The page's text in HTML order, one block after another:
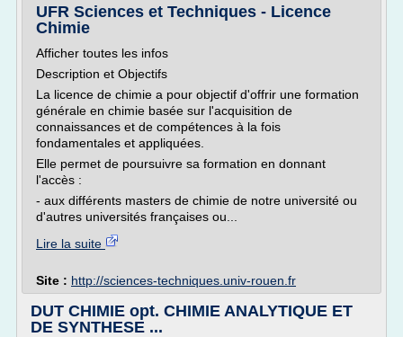
UFR Sciences et Techniques - Licence
Chimie
Afficher toutes les infos
Description et Objectifs
La licence de chimie a pour objectif d'offrir une formation
générale en chimie basée sur l'acquisition de
connaissances et de compétences à la fois
fondamentales et appliquées.
Elle permet de poursuivre sa formation en donnant
l'accès :
- aux différents masters de chimie de notre université ou
d'autres universités françaises ou...
Lire la suite
Site : http://sciences-techniques.univ-rouen.fr
DUT CHIMIE opt. CHIMIE ANALYTIQUE ET
DE SYNTHESE ...